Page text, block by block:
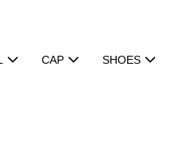
CAP SHOES